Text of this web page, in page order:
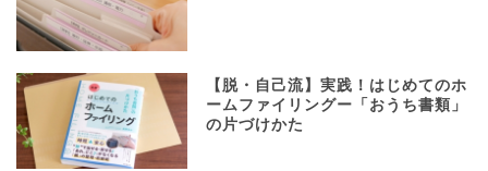
【脱・自己流】実践！はじめてのホ
ームファイリングー「おうち書類」
の片づけかた